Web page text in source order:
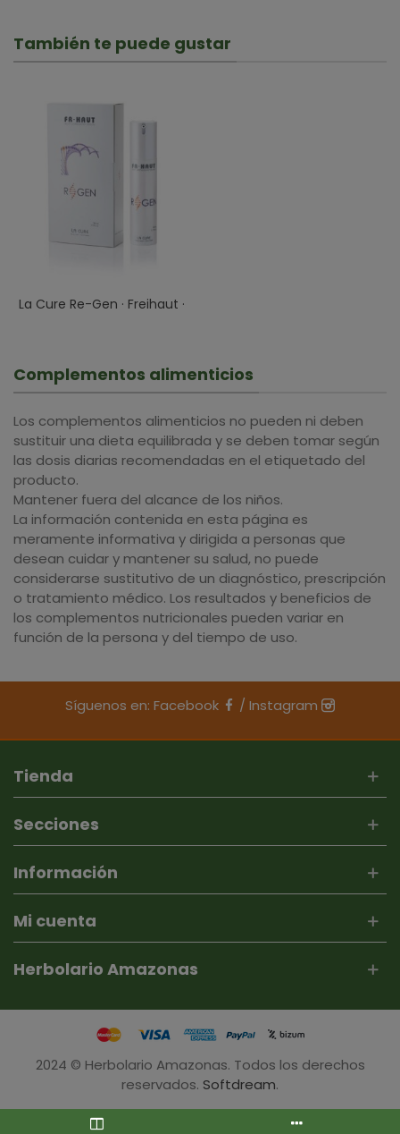
También te puede gustar
La Cure Re-Gen · Freihaut ·
Complementos alimenticios
Los complementos alimenticios no pueden ni deben
sustituir una dieta equilibrada y se deben tomar según
las dosis diarias recomendadas en el etiquetado del
producto.
Mantener fuera del alcance de los niños.
La información contenida en esta página es
meramente informativa y dirigida a personas que
desean cuidar y mantener su salud, no puede
considerarse sustitutivo de un diagnóstico, prescripción
o tratamiento médico. Los resultados y beneficios de
los complementos nutricionales pueden variar en
función de la persona y del tiempo de uso.
Síguenos en: Facebook / Instagram
Tienda
Secciones
Información
Mi cuenta
Herbolario Amazonas
2024 © Herbolario Amazonas. Todos los derechos
reservados. Softdream.